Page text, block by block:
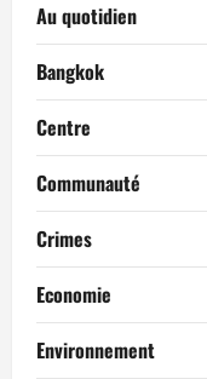
Au quotidien
Bangkok
Centre
Communauté
Crimes
Economie
Environnement